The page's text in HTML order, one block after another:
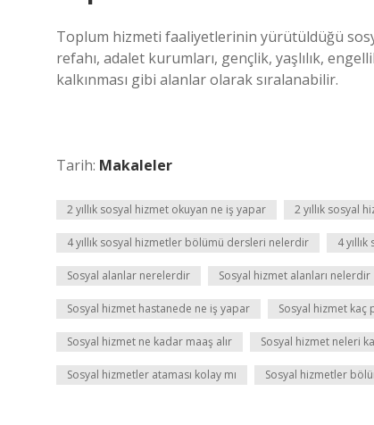
Toplum hizmeti faaliyetlerinin yürütüldüğü
refahı, adalet kurumları, gençlik, yaşlılık,
kalkınması gibi alanlar olarak sıralanabilir.
Tarih: Makaleler
2 yıllık sosyal hizmet okuyan ne iş yapar 2 yıllık sosyal
4 yıllık sosyal hizmetler bölümü dersleri nelerdir 4
Sosyal alanlar nerelerdir Sosyal hizmet alanları nelerdir
Sosyal hizmet hastanede ne iş yapar Sosyal hizmet kaç
Sosyal hizmet ne kadar maaş alır Sosyal hizmet neleri
Sosyal hizmetler ataması kolay mı Sosyal hizmetler